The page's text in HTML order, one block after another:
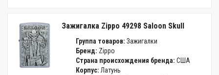
Зажигалка Zippo 49298 Saloon Skull
Группа товаров: Зажигалки
Бренд: Zippo
Страна происхождения бренда: США
Корпус: Латунь